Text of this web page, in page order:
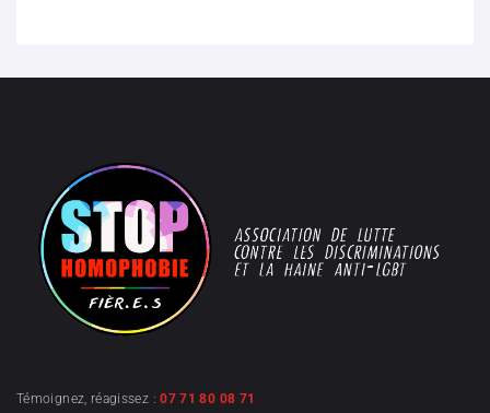
Témoignez, réagissez :07 71 80 08 71